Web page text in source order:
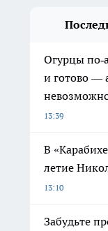
Огурцы
и готово —
13:39
В
летие
13:10
Забудьте